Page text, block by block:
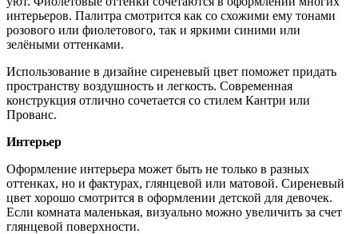
интерьеров. Палитра смотрится как со схожими ему тонами
розового или фиолетового, так и яркими синими или
зелёными оттенками.
Использование в дизайне сиреневый цвет поможет придать
пространству воздушность и легкость. Современная
конструкция отлично сочетается со стилем Кантри или
Прованс.
Интерьер
Оформление интерьера может быть не только в разных
оттенках, но и фактурах, глянцевой или матовой. Сиреневый
цвет хорошо смотрится в оформлении детской для девочек.
Если комната маленькая, визуально можно увеличить за счет
глянцевой поверхности.